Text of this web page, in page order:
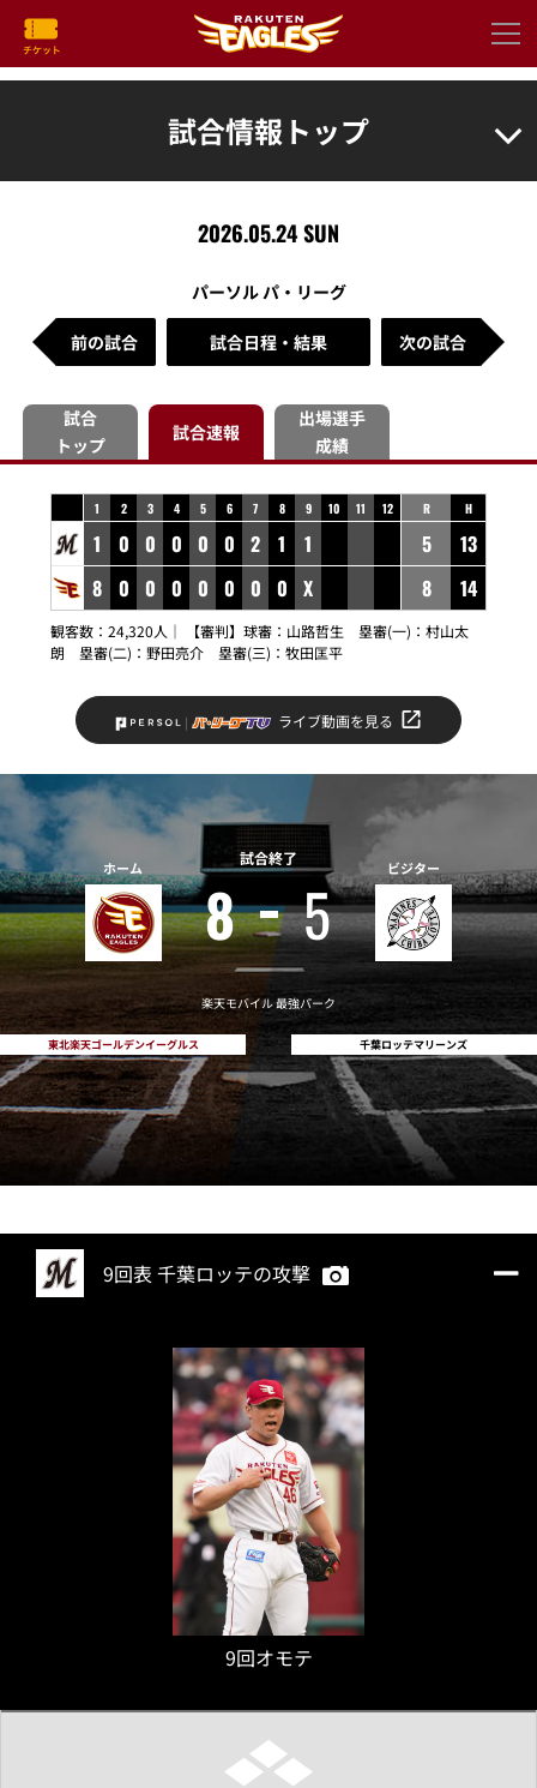
試合情報トップ
2026.05.24 SUN
パーソル パ・リーグ
前の試合 試合日程・結果 次の試合
試合
トップ
試合速報
出場選手
成績
1 2 3 4 5 6 7 8 9 10 11 12
1 0 0 0 0 0 2 1
1
8 0 0 0 0 0 0 0 X
R H
5
13
8
14
観客数：24,320人｜ 【審判】球審：山路哲生 塁審(一)：村山太
朗 塁審(二)：野田亮介 塁審(三)：牧田匡平
ライブ動画を見る
ホーム
東北楽天ゴールデンイーグルス
試合終了
8 5
楽天モバイル 最強パーク
ビジター
千葉ロッテマリーンズ
9回表 千葉ロッテの攻撃
9回オモテ